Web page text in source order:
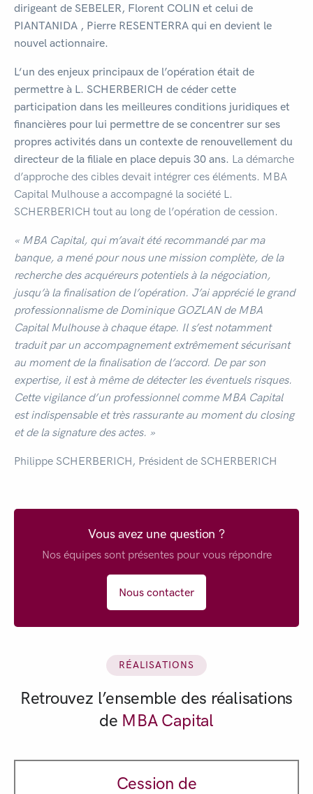
dirigeant de SEBELER, Florent COLIN et celui de
PIANTANIDA , Pierre RESENTERRA qui en devient le
nouvel actionnaire.
L‘un des enjeux principaux de l’opération était de
permettre à L. SCHERBERICH de céder cette
participation dans les meilleures conditions juridiques et
financières pour lui permettre de se concentrer sur ses
propres activités dans un contexte de renouvellement du
directeur de la filiale en place depuis 30 ans. La démarche
d’approche des cibles devait intégrer ces éléments. MBA
Capital Mulhouse a accompagné la société L.
SCHERBERICH tout au long de l’opération de cession.
« MBA Capital, qui m’avait été recommandé par ma
banque, a mené pour nous une mission complète, de la
recherche des acquéreurs potentiels à la négociation,
jusqu’à la finalisation de l’opération. J’ai apprécié le grand
professionnalisme de Dominique GOZLAN de MBA
Capital Mulhouse à chaque étape. Il s’est notamment
traduit par un accompagnement extrêmement sécurisant
au moment de la finalisation de l’accord. De par son
expertise, il est à même de détecter les éventuels risques.
Cette vigilance d’un professionnel comme MBA Capital
est indispensable et très rassurante au moment du closing
et de la signature des actes. »
Philippe SCHERBERICH, Président de SCHERBERICH
Vous avez une question ?
Nos équipes sont présentes pour vous répondre
Nous contacter
RÉALISATIONS
Retrouvez l’ensemble des réalisations
de MBA Capital
Cession de